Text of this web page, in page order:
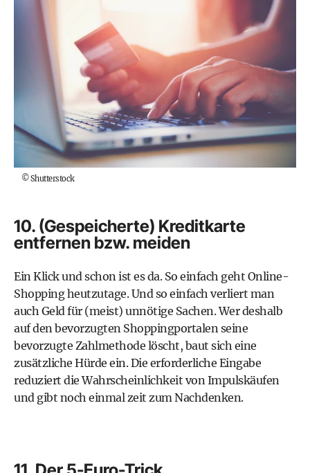
©Shutterstock
10. (Gespeicherte) Kreditkarte
entfernen bzw. meiden
Ein Klick und schon ist es da. So einfach geht Online-
Shopping heutzutage. Und so einfach verliert man
auch Geld für (meist) unnötige Sachen. Wer deshalb
auf den bevorzugten Shoppingportalen seine
bevorzugte Zahlmethode löscht, baut sich eine
zusätzliche Hürde ein. Die erforderliche Eingabe
reduziert die Wahrscheinlichkeit von Impulskäufen
und gibt noch einmal zeit zum Nachdenken.